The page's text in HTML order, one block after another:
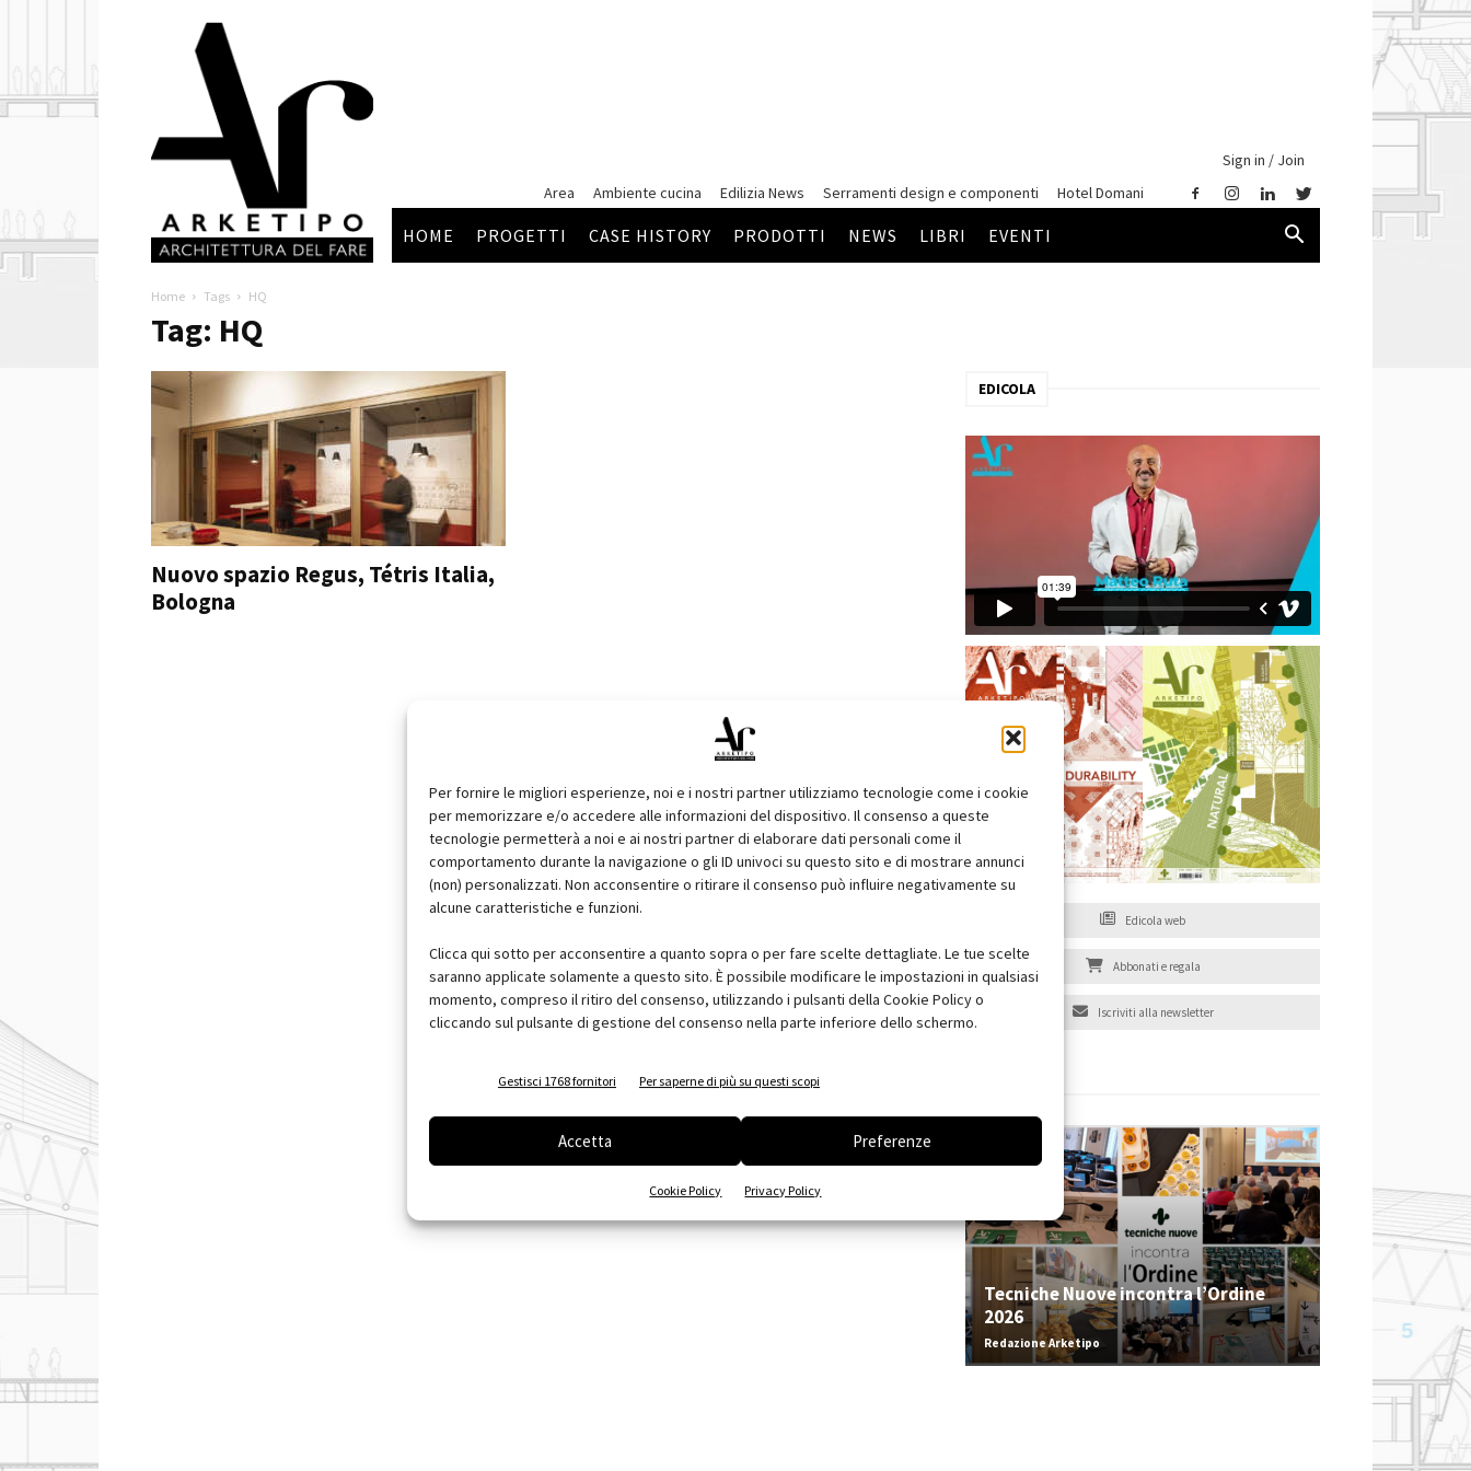
Per fornire le migliori esperienze, noi e i nostri partner utilizziamo tecnologie come i cookie
per memorizzare e/o accedere alle informazioni del dispositivo. Il consenso a queste
tecnologie permetterà a noi e ai nostri partner di elaborare dati personali come il
comportamento durante la navigazione o gli ID univoci su questo sito e di mostrare annunci
(non) personalizzati. Non acconsentire o ritirare il consenso può influire negativamente su
alcune caratteristiche e funzioni.
Clicca qui sotto per acconsentire a quanto sopra o per fare scelte dettagliate. Le tue scelte
saranno applicate solamente a questo sito. È possibile modificare le impostazioni in qualsiasi
momento, compreso il ritiro del consenso, utilizzando i pulsanti della Cookie Policy o
cliccando sul pulsante di gestione del consenso nella parte inferiore dello schermo.
Gestisci 1768 fornitori Per saperne di più su questi scopi
Accetta Preferenze
Cookie Policy Privacy Policy
Arketipo
Sign in / Join
Area
Ambiente cucina Edilizia News Serramenti design e componenti Hotel Domani
HOME PROGETTI CASE HISTORY PRODOTTI NEWS LIBRI EVENTI
Home Tags HQ
Tag: HQ
Nuovo spazio Regus, Tétris Italia,
Bologna
EDICOLA
Edicola web
Abbonati e regala
Iscriviti alla newsletter
Tecniche Nuove incontra l’Ordine
2026
Redazione Arketipo